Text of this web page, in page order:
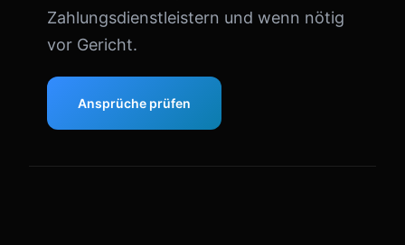
Zahlungsdienstleistern und wenn nötig
vor Gericht.
Ansprüche prüfen